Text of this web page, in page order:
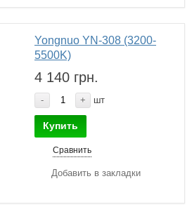
Yongnuo YN-308 (3200-
5500K)
4 140 грн.
- + шт
Купить
Сравнить
Добавить в закладки